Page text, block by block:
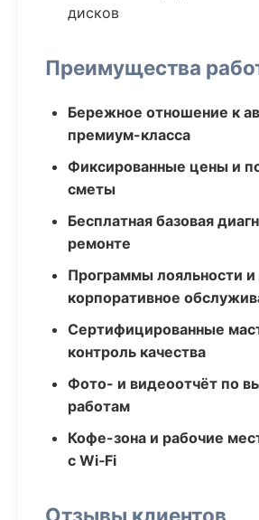
дисков
Преимущества
Бережное отношение к
премиум-класса
Фиксированные цены и
сметы
Бесплатная базовая
ремонте
Программы лояльности и
корпоративное
Сертифицированные
контроль качества
Фото- и видеоотчёт по
работам
Кофе-зона и рабочие
с Wi‑Fi
Отзывы клиентов